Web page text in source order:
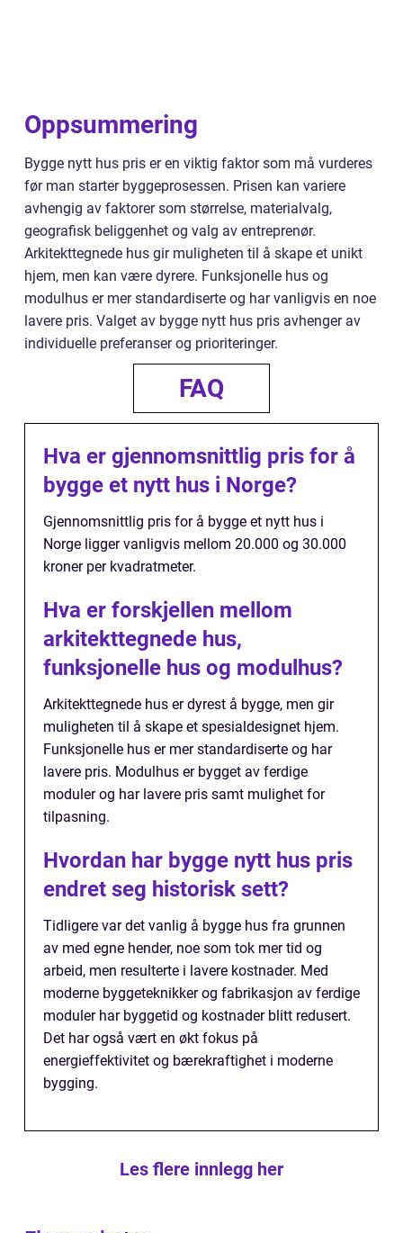
Oppsummering
Bygge nytt hus pris er en viktig faktor som må vurderes
før man starter byggeprosessen. Prisen kan variere
avhengig av faktorer som størrelse, materialvalg,
geografisk beliggenhet og valg av entreprenør.
Arkitekttegnede hus gir muligheten til å skape et unikt
hjem, men kan være dyrere. Funksjonelle hus og
modulhus er mer standardiserte og har vanligvis en noe
lavere pris. Valget av bygge nytt hus pris avhenger av
individuelle preferanser og prioriteringer.
FAQ
Hva er gjennomsnittlig pris for å
bygge et nytt hus i Norge?
Gjennomsnittlig pris for å bygge et nytt hus i
Norge ligger vanligvis mellom 20.000 og 30.000
kroner per kvadratmeter.
Hva er forskjellen mellom
arkitekttegnede hus,
funksjonelle hus og modulhus?
Arkitekttegnede hus er dyrest å bygge, men gir
muligheten til å skape et spesialdesignet hjem.
Funksjonelle hus er mer standardiserte og har
lavere pris. Modulhus er bygget av ferdige
moduler og har lavere pris samt mulighet for
tilpasning.
Hvordan har bygge nytt hus pris
endret seg historisk sett?
Tidligere var det vanlig å bygge hus fra grunnen
av med egne hender, noe som tok mer tid og
arbeid, men resulterte i lavere kostnader. Med
moderne byggeteknikker og fabrikasjon av ferdige
moduler har byggetid og kostnader blitt redusert.
Det har også vært en økt fokus på
energieffektivitet og bærekraftighet i moderne
bygging.
Les flere innlegg her